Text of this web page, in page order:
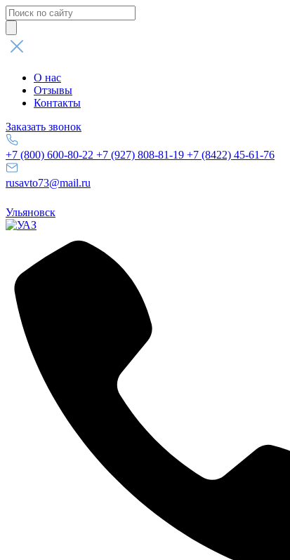
Поиск
товаров
О нас
Отзывы
Контакты
Заказать звонок
+7 (800) 600-80-22 +7 (927) 808-81-19 +7 (8422) 45-61-76
rusavto73@mail.ru
Ульяновск